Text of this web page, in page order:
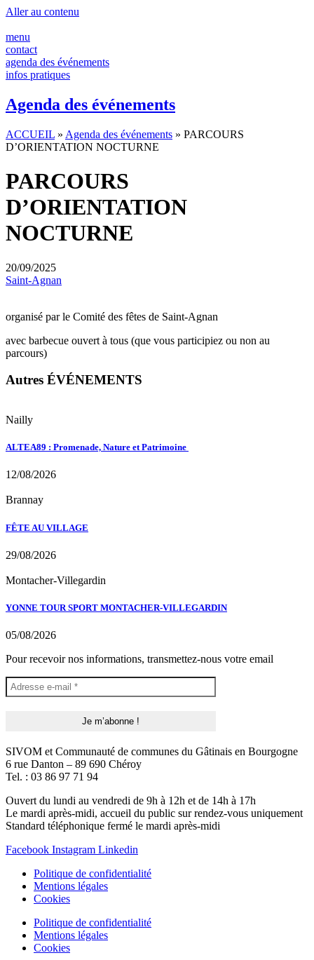
Aller au contenu
menu
contact
agenda des événements
infos pratiques
Agenda des événements
ACCUEIL » Agenda des événements » PARCOURS
D’ORIENTATION NOCTURNE
PARCOURS
D’ORIENTATION
NOCTURNE
20/09/2025
Saint-Agnan
organisé par le Comité des fêtes de Saint-Agnan
avec barbecue ouvert à tous (que vous participiez ou non au
parcours)
Autres ÉVÉNEMENTS
Nailly
ALTEA89 : Promenade, Nature et Patrimoine
12/08/2026
Brannay
FÊTE AU VILLAGE
29/08/2026
Montacher-Villegardin
YONNE TOUR SPORT MONTACHER-VILLEGARDIN
05/08/2026
Pour recevoir nos informations, transmettez-nous votre email
SIVOM et Communauté de communes du Gâtinais en Bourgogne
6 rue Danton – 89 690 Chéroy
Tel. : 03 86 97 71 94
Ouvert du lundi au vendredi de 9h à 12h et de 14h à 17h
Le mardi après-midi, accueil du public sur rendez-vous uniquement
Standard téléphonique fermé le mardi après-midi
Facebook Instagram Linkedin
Politique de confidentialité
Mentions légales
Cookies
Politique de confidentialité
Mentions légales
Cookies